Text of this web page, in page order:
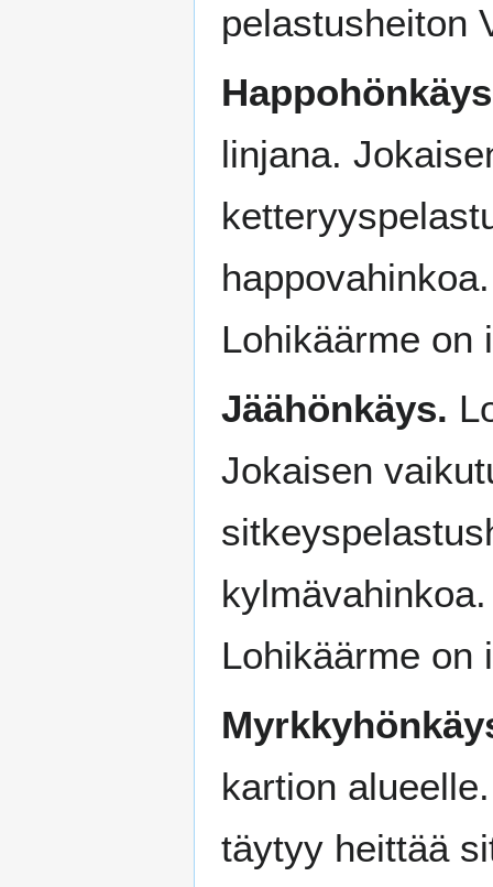
pelastusheiton
linjana.
Lohikäärme on
Jäähönkäys.
Jokaisen
Lohikäärme on
kartion
täytyy heittää